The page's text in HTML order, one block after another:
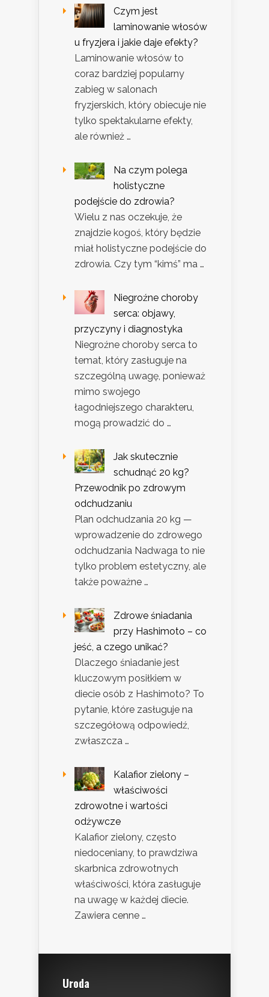
Czym jest
laminowanie włosów
u fryzjera i jakie daje efekty?
Laminowanie włosów to
coraz bardziej popularny
zabieg w salonach
fryzjerskich, który obiecuje nie
tylko spektakularne efekty,
ale również …
Na czym polega
holistyczne
podejście do zdrowia?
Wielu z nas oczekuje, że
znajdzie kogoś, który będzie
miał holistyczne podejście do
zdrowia. Czy tym “kimś” ma …
Niegroźne choroby
serca: objawy,
przyczyny i diagnostyka
Niegroźne choroby serca to
temat, który zasługuje na
szczególną uwagę, ponieważ
mimo swojego
łagodniejszego charakteru,
mogą prowadzić do …
Jak skutecznie
schudnąć 20 kg?
Przewodnik po zdrowym
odchudzaniu
Plan odchudzania 20 kg —
wprowadzenie do zdrowego
odchudzania Nadwaga to nie
tylko problem estetyczny, ale
także poważne …
Zdrowe śniadania
przy Hashimoto – co
jeść, a czego unikać?
Dlaczego śniadanie jest
kluczowym posiłkiem w
diecie osób z Hashimoto? To
pytanie, które zasługuje na
szczegółową odpowiedź,
zwłaszcza …
Kalafior zielony –
właściwości
zdrowotne i wartości
odżywcze
Kalafior zielony, często
niedoceniany, to prawdziwa
skarbnica zdrowotnych
właściwości, która zasługuje
na uwagę w każdej diecie.
Zawiera cenne …
Uroda